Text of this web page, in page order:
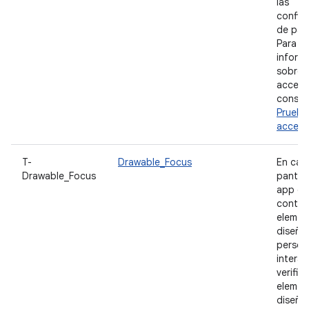
de
Para
sobre
T-
Drawable_Focus
Drawable_Focus
En
app
diseño